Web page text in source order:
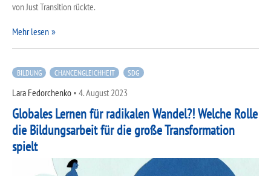
von Just Transition rückte.
Mehr lesen
BILDUNG CHANCENGLEICHHEIT SDG
Lara Fedorchenko • 4. August 2023
Globales Lernen für radikalen Wandel?! Welche Rolle
die Bildungsarbeit für die große Transformation
spielt